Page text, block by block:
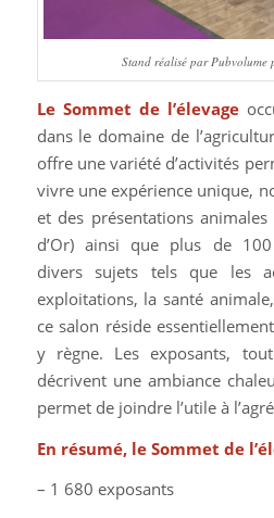
Stand réalisé par Pubvolume
Le Sommet de l’élevage
dans le domaine de
offre une variété d’activités
vivre une expérience unique,
et des présentations
d’Or) ainsi que plus de
divers sujets tels que les
exploitations, la santé
ce salon réside
y règne. Les exposants,
décrivent une ambiance
permet de joindre l’utile à
En résumé, le Sommet de
– 1 680 exposants